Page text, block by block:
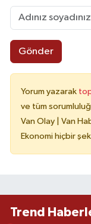
Gönder
Yorum yazarak
ve tüm
Van Olay | Van
Ekonomi hiçbir
Trend